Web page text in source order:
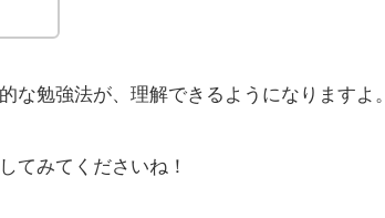
な勉強法が、理解できるようになりますよ。
てみてくださいね！